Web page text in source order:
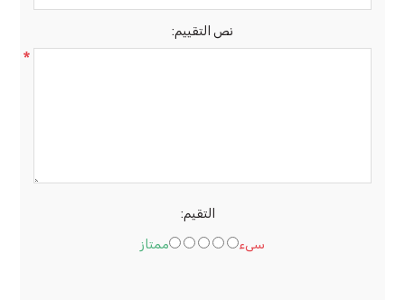
نص التقييم:
*
التقيم:
سىء
ممتاز